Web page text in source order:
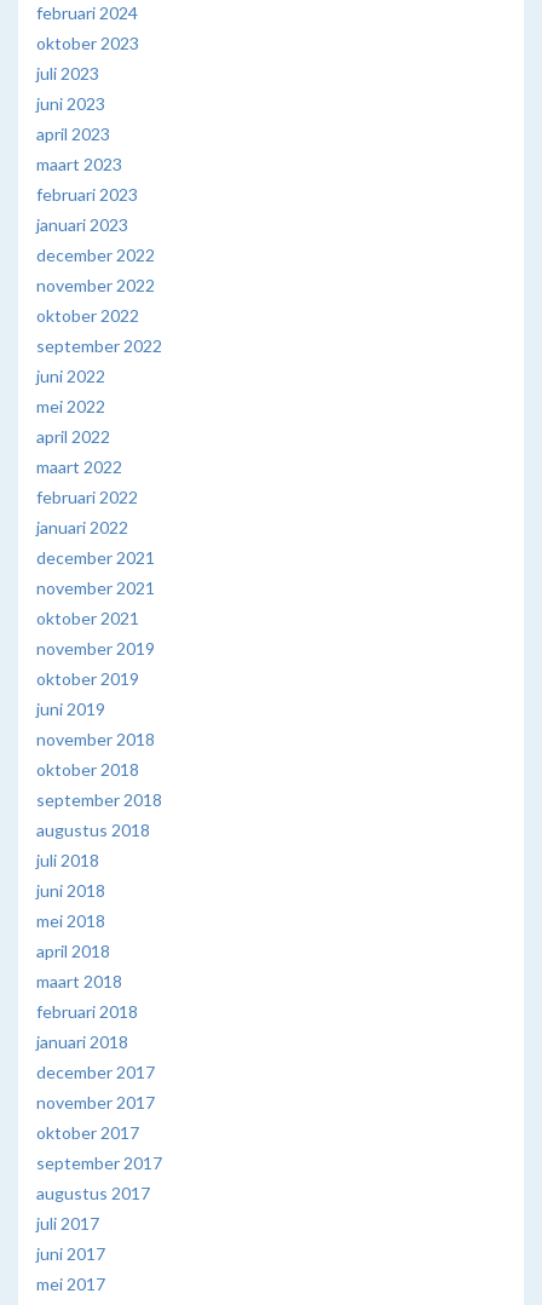
februari 2024
oktober 2023
juli 2023
juni 2023
april 2023
maart 2023
februari 2023
januari 2023
december 2022
november 2022
oktober 2022
september 2022
juni 2022
mei 2022
april 2022
maart 2022
februari 2022
januari 2022
december 2021
november 2021
oktober 2021
november 2019
oktober 2019
juni 2019
november 2018
oktober 2018
september 2018
augustus 2018
juli 2018
juni 2018
mei 2018
april 2018
maart 2018
februari 2018
januari 2018
december 2017
november 2017
oktober 2017
september 2017
augustus 2017
juli 2017
juni 2017
mei 2017